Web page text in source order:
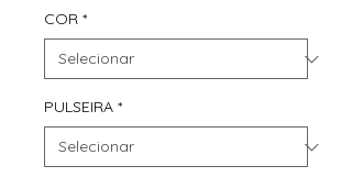
COR *
PULSEIRA *